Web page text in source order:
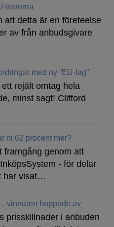
testerna
att detta är en företeelse
av från anbudsgivare
med ny “EU-lag”
rejält omtag hela
minst sagt! Clifford
ni 62 procent mer?
framgång genom att
- för delar
har visat…
vinnaren hoppade av
prisskillnader i anbuden